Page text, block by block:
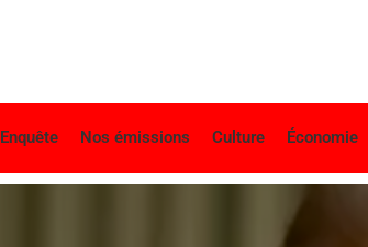
Enquête Nos émissions Culture Économie